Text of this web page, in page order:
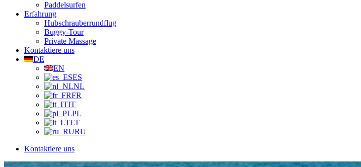
Paddelsurfen
Erfahrung
Hubschrauberrundflug
Buggy-Tour
Private Massage
Kontaktiere uns
DE
EN
ES
NL
FR
IT
PL
LT
RU
Kontaktiere uns